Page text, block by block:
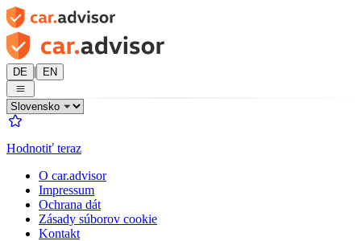
DE | EN
Hodnotiť teraz
O car.advisor
Impressum
Ochrana dát
Zásady súborov cookie
Kontakt